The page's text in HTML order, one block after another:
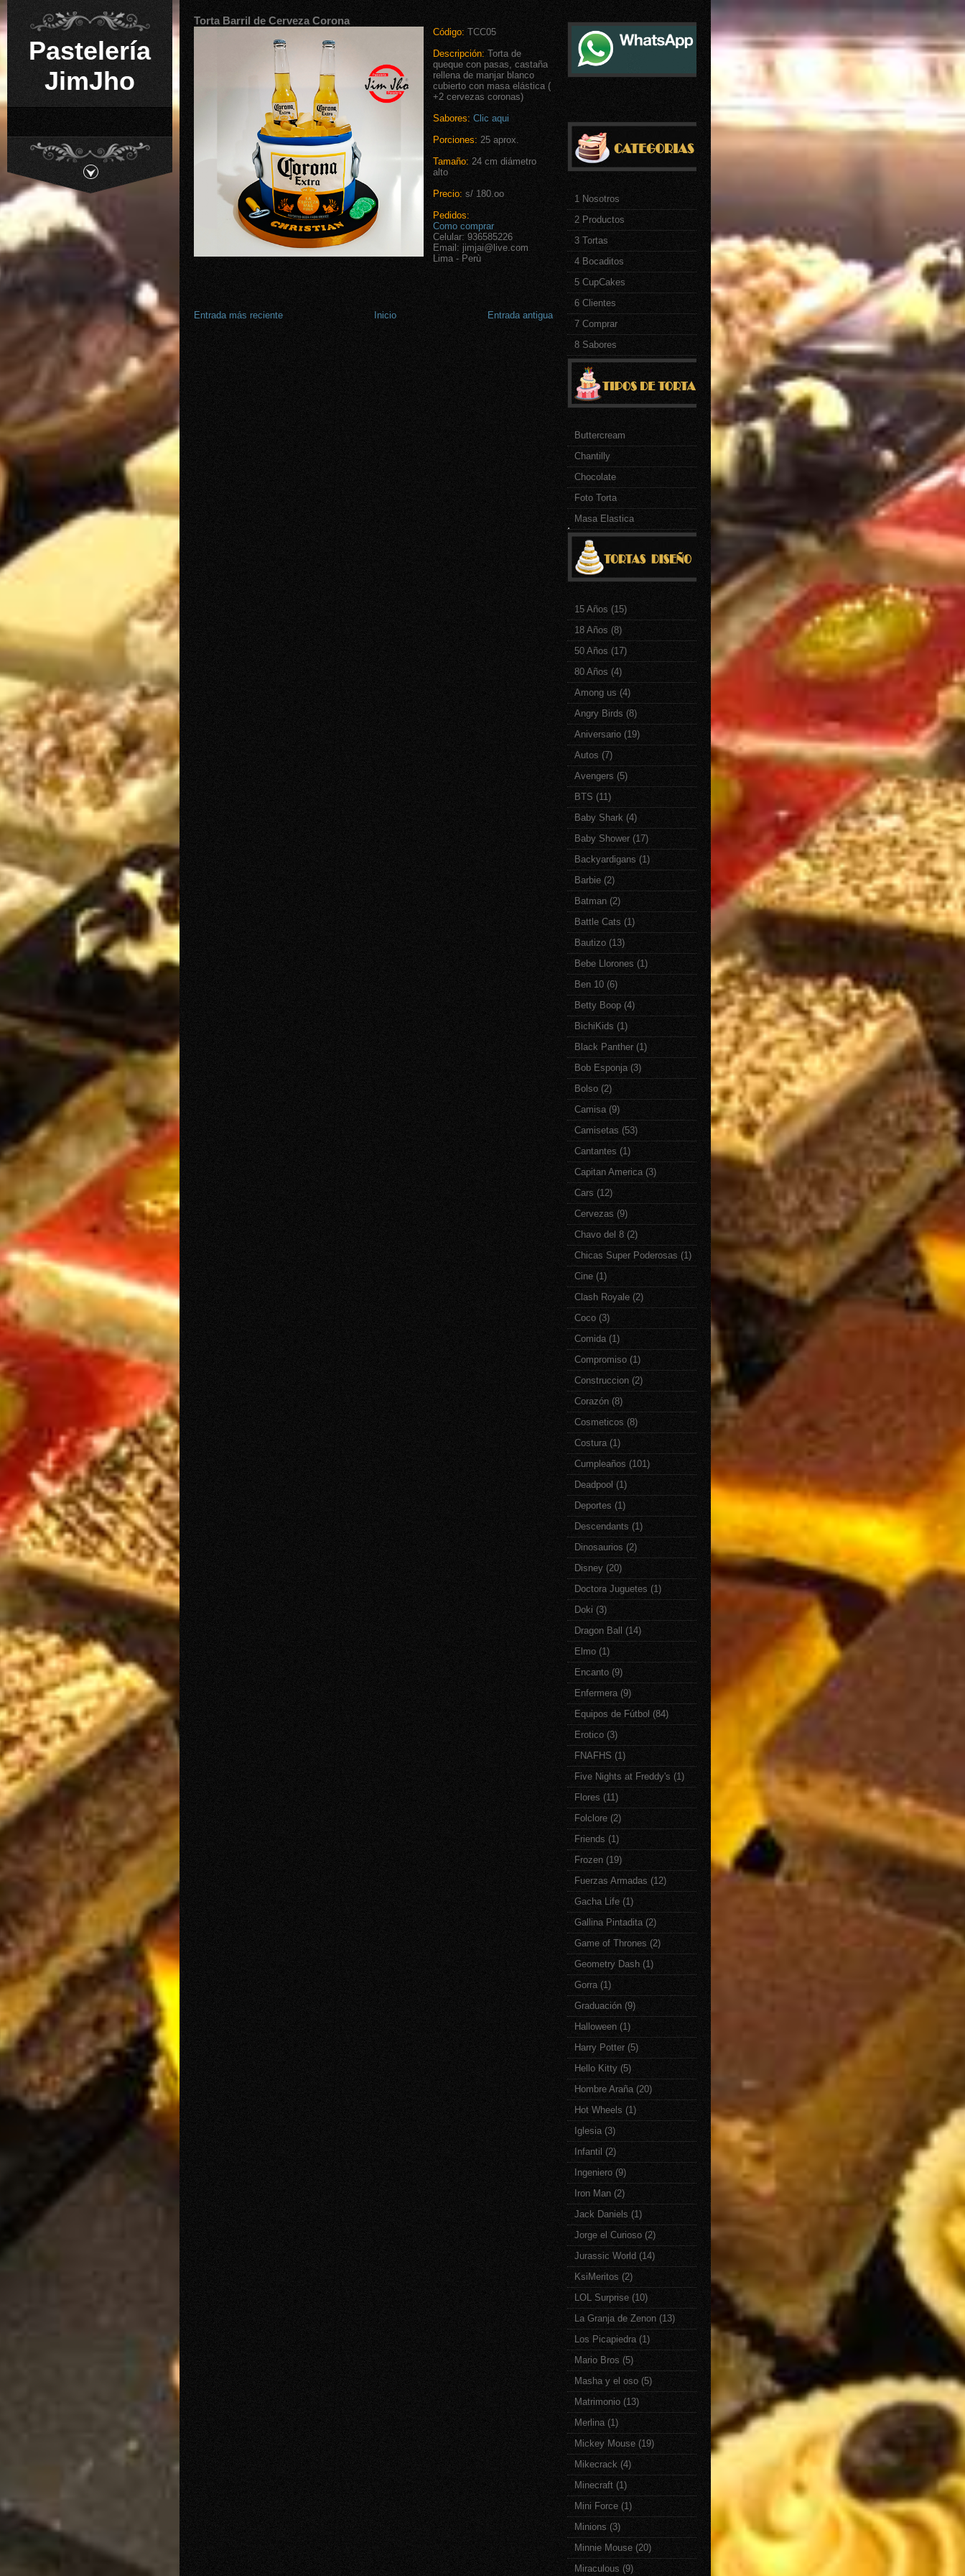
Pastelería
JimJho
Torta Barril de Cerveza Corona
Código: TCC05
Descripción: Torta de
queque con pasas, castaña
rellena de manjar blanco
cubierto con masa elástica (
+2 cervezas coronas)
Sabores: Clic aqui
Porciones: 25 aprox.
Tamaño: 24 cm diámetro
alto
Precio: s/ 180.oo
Pedidos:
Como comprar
Celular: 936585226
Email: jimjai@live.com
Lima - Perù
Entrada más reciente Entrada antigua
Inicio
1 Nosotros
2 Productos
3 Tortas
4 Bocaditos
5 CupCakes
6 Clientes
7 Comprar
8 Sabores
Buttercream
Chantilly
Chocolate
Foto Torta
Masa Elastica
.
15 Años (15)
18 Años (8)
50 Años (17)
80 Años (4)
Among us (4)
Angry Birds (8)
Aniversario (19)
Autos (7)
Avengers (5)
BTS (11)
Baby Shark (4)
Baby Shower (17)
Backyardigans (1)
Barbie (2)
Batman (2)
Battle Cats (1)
Bautizo (13)
Bebe Llorones (1)
Ben 10 (6)
Betty Boop (4)
BichiKids (1)
Black Panther (1)
Bob Esponja (3)
Bolso (2)
Camisa (9)
Camisetas (53)
Cantantes (1)
Capitan America (3)
Cars (12)
Cervezas (9)
Chavo del 8 (2)
Chicas Super Poderosas (1)
Cine (1)
Clash Royale (2)
Coco (3)
Comida (1)
Compromiso (1)
Construccion (2)
Corazón (8)
Cosmeticos (8)
Costura (1)
Cumpleaños (101)
Deadpool (1)
Deportes (1)
Descendants (1)
Dinosaurios (2)
Disney (20)
Doctora Juguetes (1)
Doki (3)
Dragon Ball
(14)
Elmo (1)
Encanto (9)
Enfermera (9)
Equipos de Fútbol (84)
Erotico (3)
FNAFHS (1)
Five Nights at Freddy's (1)
Flores (11)
Folclore (2)
Friends (1)
Frozen (19)
Fuerzas Armadas (12)
Gacha Life (1)
Gallina Pintadita (2)
Game of Thrones (2)
Geometry Dash (1)
Gorra (1)
Graduación (9)
Halloween (1)
Harry Potter (5)
Hello Kitty (5)
Hombre Araña (20)
Hot Wheels (1)
Iglesia (3)
Infantil (2)
Ingeniero (9)
Iron Man (2)
Jack Daniels (1)
Jorge el Curioso (2)
Jurassic World (14)
KsiMeritos (2)
LOL Surprise (10)
La Granja de Zenon (13)
Los Picapiedra (1)
Mario Bros (5)
Masha y el oso (5)
Matrimonio (13)
Merlina (1)
Mickey Mouse (19)
Mikecrack (4)
Minecraft (1)
Mini Force (1)
Minions (3)
Minnie Mouse (20)
Miraculous (9)